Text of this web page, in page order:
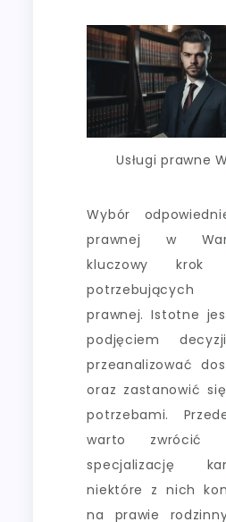
Usługi prawne
Wybór
prawnej w
kluczowy
prawnej. Istotne
podjęciem
przeanalizować
oraz zastanowić
potrzebami.
warto zwrócić
specjalizację
niektóre z nich
na prawie